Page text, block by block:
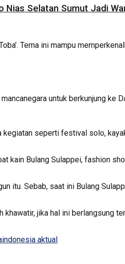
Selatan Sumut Jadi
Tema ini mampu
untuk berkunjung ke
seperti festival solo,
kain Bulang Sulappei, fashion
itu. Sebab, saat ini Bulang
jika hal ini berlangsung
indonesia aktual